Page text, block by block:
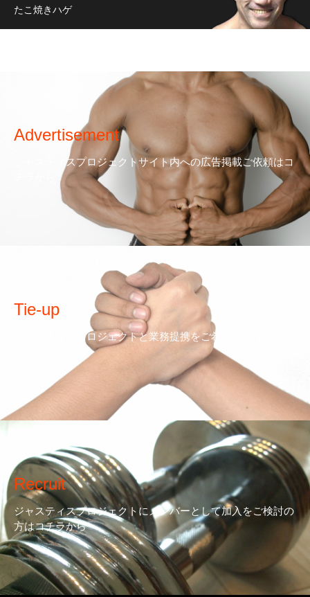
たこ焼きハゲ
Advertisement
ジャスティスプロジェクトサイト内への広告掲載ご依頼はコ
Tie-up
ジャスティスプロジェクトと業務提携をご希望の方はコチラ
Recruit
ジャスティスプロジェクトにメンバーとして加入をご検討の
方はコチラから